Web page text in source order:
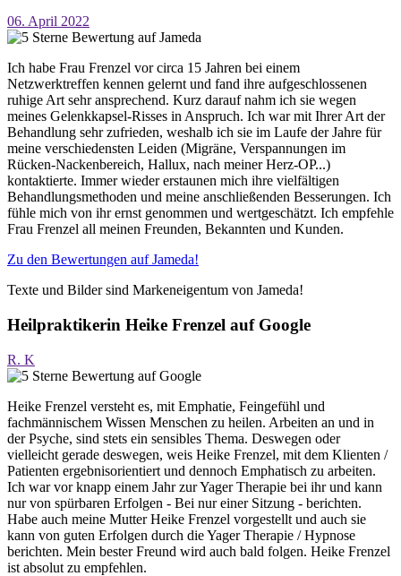
06. April 2022
Ich habe Frau Frenzel vor circa 15 Jahren bei einem
Netzwerktreffen kennen gelernt und fand ihre aufgeschlossenen
ruhige Art sehr ansprechend. Kurz darauf nahm ich sie wegen
meines Gelenkkapsel-Risses in Anspruch. Ich war mit Ihrer Art der
Behandlung sehr zufrieden, weshalb ich sie im Laufe der Jahre für
meine verschiedensten Leiden (Migräne, Verspannungen im
Rücken-Nackenbereich, Hallux, nach meiner Herz-OP...)
kontaktierte. Immer wieder erstaunen mich ihre vielfältigen
Behandlungsmethoden und meine anschließenden Besserungen. Ich
fühle mich von ihr ernst genommen und wertgeschätzt. Ich empfehle
Frau Frenzel all meinen Freunden, Bekannten und Kunden.
Zu den Bewertungen auf Jameda!
Texte und Bilder sind Markeneigentum von Jameda!
Heilpraktikerin Heike Frenzel auf Google
R. K
Heike Frenzel versteht es, mit Emphatie, Feingefühl und
fachmännischem Wissen Menschen zu heilen. Arbeiten an und in
der Psyche, sind stets ein sensibles Thema. Deswegen oder
vielleicht gerade deswegen, weis Heike Frenzel, mit dem Klienten /
Patienten ergebnisorientiert und dennoch Emphatisch zu arbeiten.
Ich war vor knapp einem Jahr zur Yager Therapie bei ihr und kann
nur von spürbaren Erfolgen - Bei nur einer Sitzung - berichten.
Habe auch meine Mutter Heike Frenzel vorgestellt und auch sie
kann von guten Erfolgen durch die Yager Therapie / Hypnose
berichten. Mein bester Freund wird auch bald folgen. Heike Frenzel
ist absolut zu empfehlen.